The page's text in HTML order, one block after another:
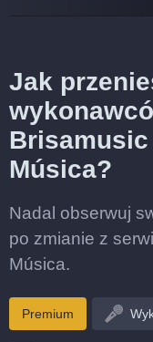
Jak
Música?
Nadal obserwuj
po zmianie z
Música.
Premium